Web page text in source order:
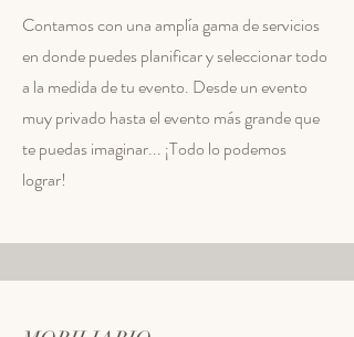
Contamos con una amplía gama de servicios
en donde puedes planificar y seleccionar todo
a la medida de tu evento. Desde un evento
muy privado hasta el evento más grande que
te puedas imaginar... ¡Todo lo podemos
lograr!